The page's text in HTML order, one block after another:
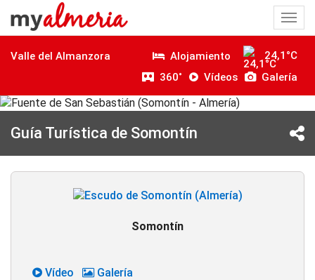
Valle del Almanzora Alojamiento
24,1°C
360˚
Vídeos Galería
Guía Turística de Somontín
Somontín
Vídeo Galería